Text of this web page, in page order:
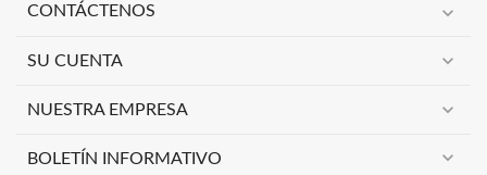
CONTÁCTENOS expand_more
SU CUENTA expand_more
NUESTRA EMPRESA expand_more
BOLETÍN INFORMATIVO expand_more